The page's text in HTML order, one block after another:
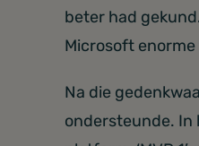
beter had
Microsoft
Na die
ondersteunde. In